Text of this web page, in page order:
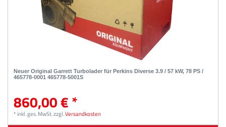
Neuer Original Garrett Turbolader für Perkins Diverse 3.9 / 57 kW, 78 PS /
465778-0001 465778-5001S
860,00 € *
*inkl. ges. MwSt.zzgl.Versandkosten